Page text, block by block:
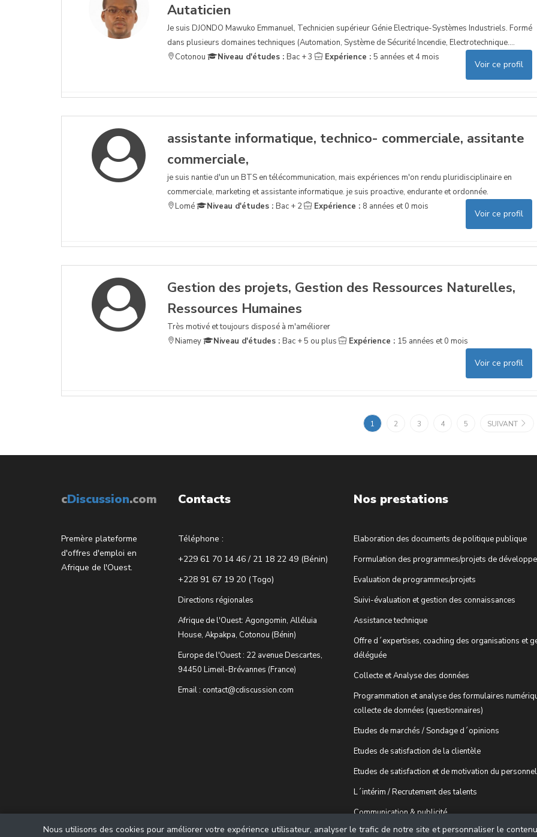
Autaticien
Je suis DJONDO Mawuko Emmanuel, Technicien supérieur Génie Electrique-Systèmes Industriels. Formé
dans plusieurs domaines techniques (Automation, Système de Sécurité Incendie, Electrotechnique....
Cotonou
Niveau d'études : Bac + 3 Expérience : 5 années et 4 mois
Voir ce profil
assistante informatique, technico- commerciale, assitante
commerciale,
je suis nantie d'un un BTS en télécommunication, mais expériences m'on rendu pluridisciplinaire en
commerciale, marketing et assistante informatique. je suis proactive, endurante et ordonnée.
Lomé
Niveau d'études : Bac + 2 Expérience : 8 années et 0 mois
Voir ce profil
Gestion des projets, Gestion des Ressources Naturelles,
Ressources Humaines
Très motivé et toujours disposé à m'améliorer
Niamey
Niveau d'études : Bac + 5 ou plus Expérience : 15 années et 0 mois
Voir ce profil
1 2 3 4 5 SUIVANT
cDiscussion.com
Premère plateforme
d'offres d'emploi en
Afrique de l'Ouest.
Contacts
Téléphone :
+229 61 70 14 46 / 21 18 22 49 (Bénin)
+228 91 67 19 20 (Togo)
Directions régionales
Afrique de l'Ouest: Agongomin, Alléluia
House, Akpakpa, Cotonou (Bénin)
Europe de l'Ouest : 22 avenue Descartes,
94450 Limeil-Brévannes (France)
Email : contact@cdiscussion.com
Nos prestations
Elaboration des documents de politique publique
Formulation des programmes/projets de
Evaluation de programmes/projets
Suivi-évaluation et gestion des connaissances
Assistance technique
Offre d´expertises, coaching des organisations et
déléguée
Collecte et Analyse des données
Programmation et analyse des formulaires
collecte de données (questionnaires)
Etudes de marchés / Sondage d´opinions
Etudes de satisfaction de la clientèle
Etudes de satisfaction et de motivation du personnel
L´intérim / Recrutement des talents
Communication & publicité
Nous utilisons des cookies pour améliorer votre expérience utilisateur, analyser le trafic de notre site et personnaliser le